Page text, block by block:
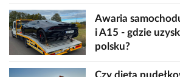
Awaria
i A15 - gdzie
polsku?
Czy dieta